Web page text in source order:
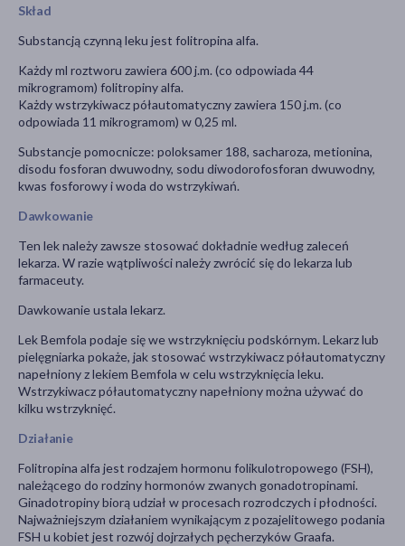
Skład
Substancją czynną leku jest folitropina alfa.
Każdy ml roztworu zawiera 600 j.m. (co odpowiada 44
mikrogramom) folitropiny alfa.
Każdy wstrzykiwacz półautomatyczny zawiera 150 j.m. (co
odpowiada 11 mikrogramom) w 0,25 ml.
Substancje pomocnicze: poloksamer 188, sacharoza, metionina,
disodu fosforan dwuwodny, sodu diwodorofosforan dwuwodny,
kwas fosforowy i woda do wstrzykiwań.
Dawkowanie
Ten lek należy zawsze stosować dokładnie według zaleceń
lekarza. W razie wątpliwości należy zwrócić się do lekarza lub
farmaceuty.
Dawkowanie ustala lekarz.
Lek Bemfola podaje się we wstrzyknięciu podskórnym. Lekarz lub
pielęgniarka pokaże, jak stosować wstrzykiwacz półautomatyczny
napełniony z lekiem Bemfola w celu wstrzyknięcia leku.
Wstrzykiwacz półautomatyczny napełniony można używać do
kilku wstrzyknięć.
Działanie
Folitropina alfa jest rodzajem hormonu folikulotropowego (FSH),
należącego do rodziny hormonów zwanych gonadotropinami.
Ginadotropiny biorą udział w procesach rozrodczych i płodności.
Najważniejszym działaniem wynikającym z pozajelitowego podania
FSH u kobiet jest rozwój dojrzałych pęcherzyków Graafa.